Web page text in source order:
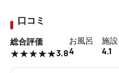
口コミ
総合評価
★★★★★3.8
お風呂
4
施設
4.1